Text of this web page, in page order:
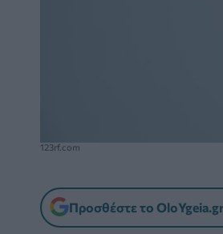
123rf.com
Προσθέστε το